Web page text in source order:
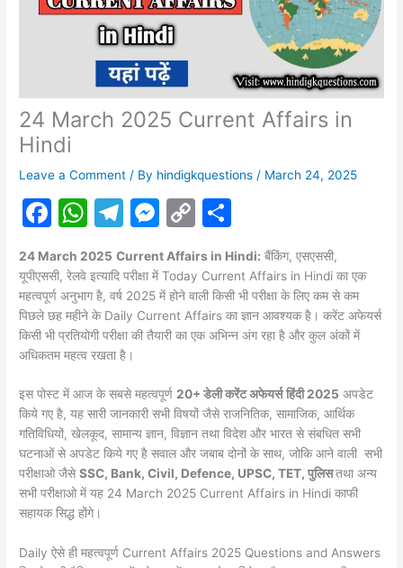
24 March 2025 Current Affairs in
Hindi
Leave a Comment / By hindigkquestions / March 24, 2025
F
c
e
b
o
o
k
W
at
s
A
p
p
T
e
gr
a
m
M
s
s
e
g
er
C
p
y
Li
k
ar
e
24 March 2025 Current Affairs in Hindi: बैंकिंग, एसएससी,
यूपीएससी, रेलवे इत्यादि परीक्षा में Today Current Affairs in Hindi का एक
महत्वपूर्ण अनुभाग है, वर्ष 2025 में होने वाली किसी भी परीक्षा के लिए कम से कम
पिछले छह महीने के Daily Current Affairs का ज्ञान आवश्यक है। करेंट अफेयर्स
किसी भी प्रतियोगी परीक्षा की तैयारी का एक अभिन्न अंग रहा है और कुल अंकों में
अधिकतम महत्व रखता है।
इस पोस्ट में आज के सबसे महत्वपूर्ण20+ डेली करेंट अफेयर्स हिंदी 2025 अपडेट
किये गए है, यह सारी जानकारी सभी विषयों जैसे राजनितिक, सामाजिक, आर्थिक
गतिविधियों, खेलकूद, सामान्य ज्ञान, विज्ञान तथा विदेश और भारत से संबधित सभी
घटनाओं से अपडेट किये गए है सवाल और जबाब दोनों के साथ, जोकि आने वाली सभी
परीक्षाओ जैसेSSC, Bank, Civil, Defence, UPSC, TET, पुलिसतथा अन्य
सभी परीक्षाओ में यह 24 March 2025 Current Affairs in Hindi काफी
सहायक सिद्ध होंगे।
Daily ऐसे ही महत्वपूर्ण Current Affairs 2025 Questions and Answers